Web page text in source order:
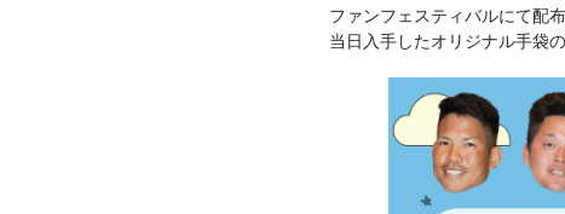
ファンフェスティバルにて配
当日入手したオリジナル手袋